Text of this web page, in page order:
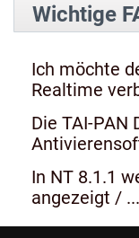
Wichtige
Ich möchte
Realtime
Die TAI-PAN
In NT 8.1.1
angezeigt / ...